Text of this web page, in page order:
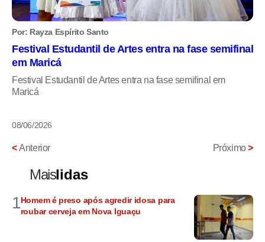
Por: Rayza Espírito Santo
Festival Estudantil de Artes entra na fase semifinal
em Maricá
Festival Estudantil de Artes entra na fase semifinal em
Maricá
08/06/2026
<Anterior Próximo>
Maislidas
1Homem é preso após agredir idosa para
roubar cerveja em Nova Iguaçu